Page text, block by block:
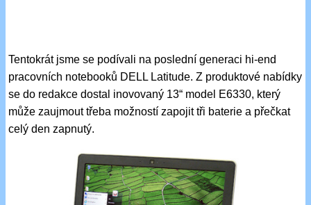
Tentokrát jsme se podívali na poslední generaci hi-end
pracovních notebooků DELL Latitude. Z produktové nabídky
se do redakce dostal inovovaný 13“ model E6330, který
může zaujmout třeba možností zapojit tři baterie a přečkat
celý den zapnutý.